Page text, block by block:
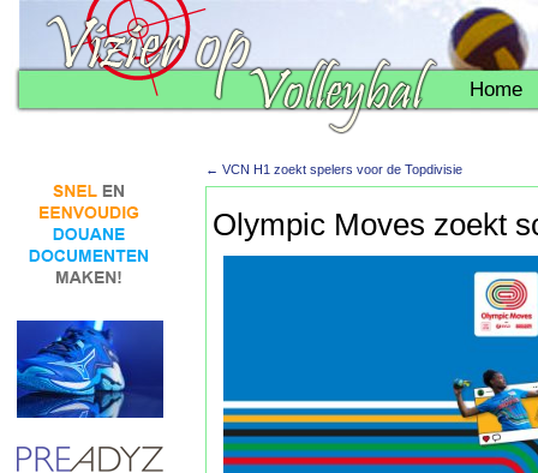
Home
← VCN H1 zoekt spelers voor de Topdivisie
Olympic Moves zoekt